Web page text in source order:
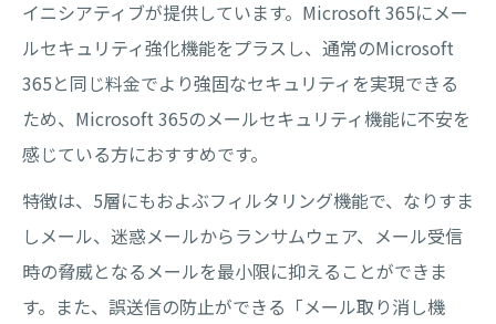
イニシアティブが提供しています。Microsoft 365にメー
ルセキュリティ強化機能をプラスし、通常のMicrosoft
365と同じ料金でより強固なセキュリティを実現できる
ため、Microsoft 365のメールセキュリティ機能に不安を
感じている方におすすめです。
特徴は、5層にもおよぶフィルタリング機能で、なりすま
しメール、迷惑メールからランサムウェア、メール受信
時の脅威となるメールを最小限に抑えることができま
す。また、誤送信の防止ができる「メール取り消し機